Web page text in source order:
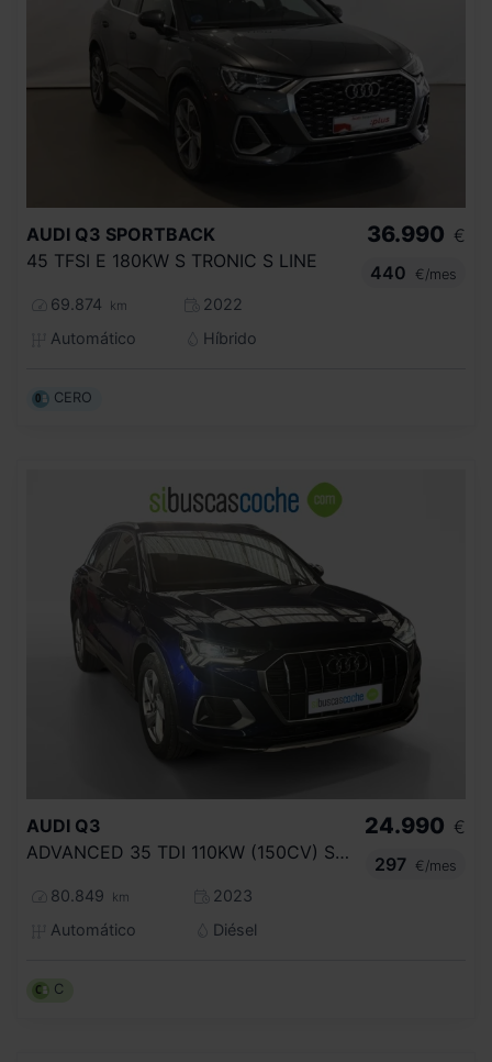
AUDI Q3 SPORTBACK
45 TFSI E 180KW S TRONIC S LINE
69.874 km
2022
Automático
Híbrido
36.990 €
440
€/mes
CERO
AUDI Q3
ADVANCED 35 TDI 110KW (150CV) S TRONIC
80.849 km
2023
Automático
Diésel
24.990 €
297
€/mes
C